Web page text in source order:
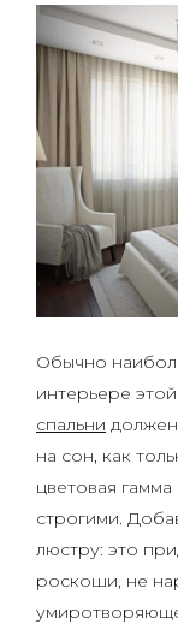
Обычно
интерьере
спальни должен
на сон, как
цветовая
строгими.
люстру: это
роскоши, не